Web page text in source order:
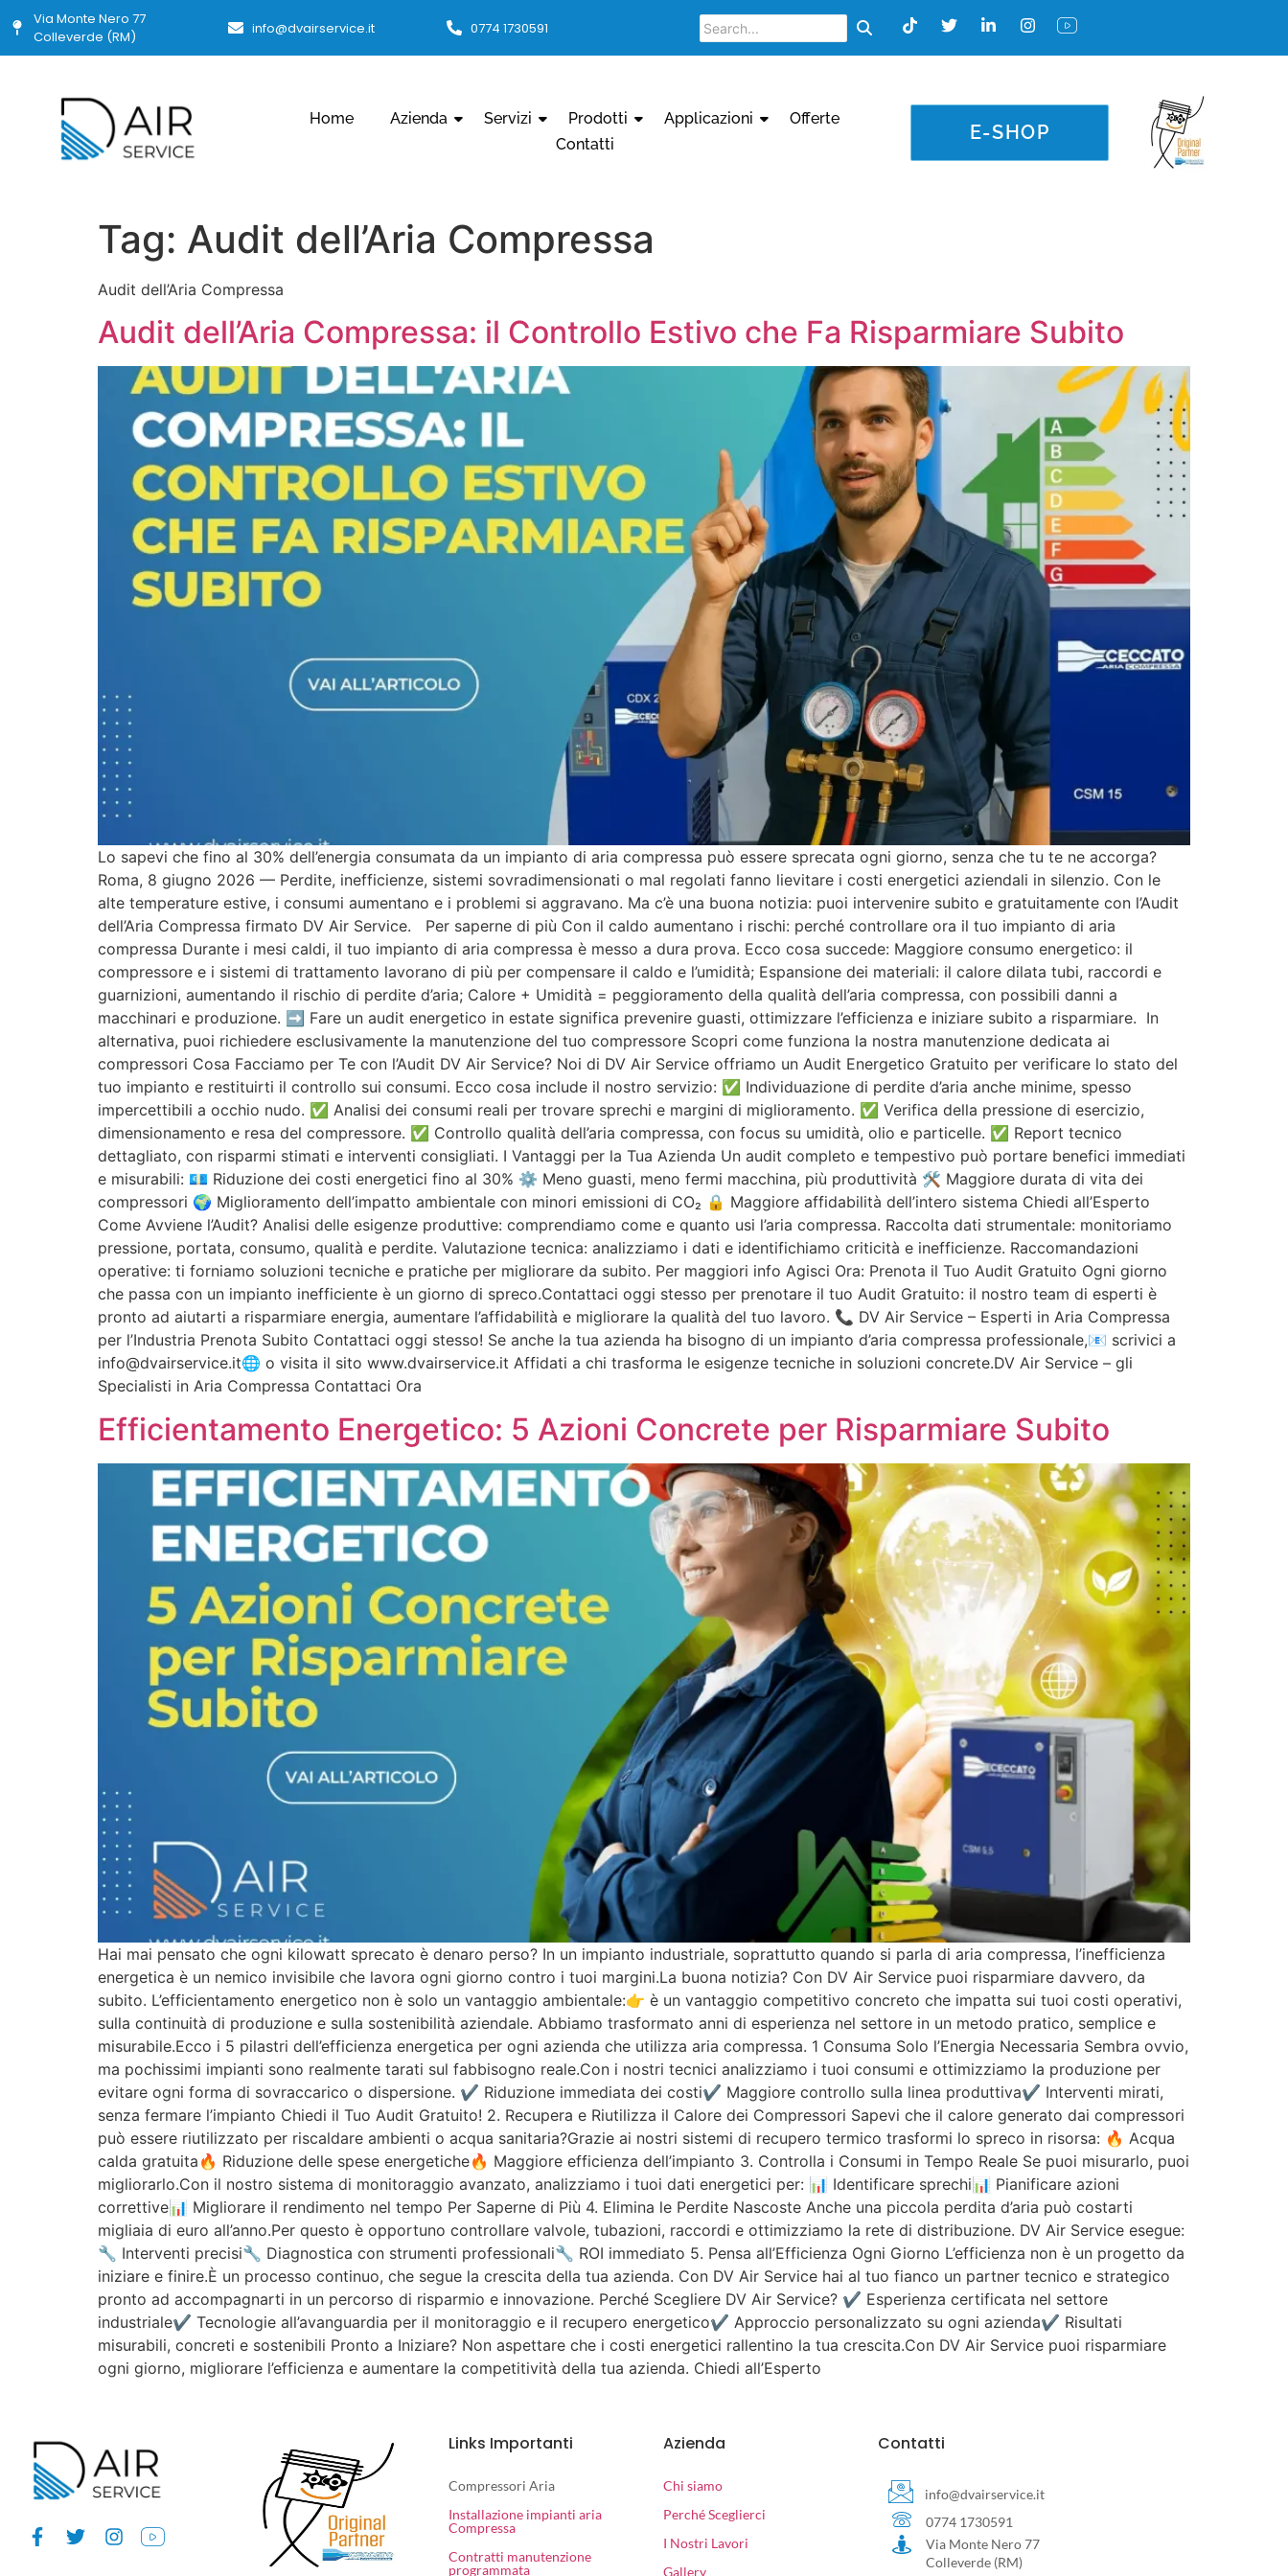
Via Monte Nero 77
Colleverde (RM)
info@dvairservice.it 0774 1730591
Home Azienda Servizi Prodotti Applicazioni
Offerte
Contatti
E-SHOP
Tag: Audit dell’Aria Compressa
Audit dell’Aria Compressa
Audit dell’Aria Compressa: il Controllo Estivo che Fa Risparmiare Subito
Lo sapevi che fino al 30% dell’energia consumata da un impianto di aria compressa può essere sprecata ogni giorno, senza che tu te ne accorga?
Roma, 8 giugno 2026 — Perdite, inefficienze, sistemi sovradimensionati o mal regolati fanno lievitare i costi energetici aziendali in silenzio. Con le
alte temperature estive, i consumi aumentano e i problemi si aggravano. Ma c’è una buona notizia: puoi intervenire subito e gratuitamente con l’Audit
dell’Aria Compressa firmato DV Air Service. Per saperne di più Con il caldo aumentano i rischi: perché controllare ora il tuo impianto di aria
compressa Durante i mesi caldi, il tuo impianto di aria compressa è messo a dura prova. Ecco cosa succede: Maggiore consumo energetico: il
compressore e i sistemi di trattamento lavorano di più per compensare il caldo e l’umidità; Espansione dei materiali: il calore dilata tubi, raccordi e
guarnizioni, aumentando il rischio di perdite d’aria; Calore + Umidità = peggioramento della qualità dell’aria compressa, con possibili danni a
macchinari e produzione. ➡️ Fare un audit energetico in estate significa prevenire guasti, ottimizzare l’efficienza e iniziare subito a risparmiare. In
alternativa, puoi richiedere esclusivamente la manutenzione del tuo compressore Scopri come funziona la nostra manutenzione dedicata ai
compressori Cosa Facciamo per Te con l’Audit DV Air Service? Noi di DV Air Service offriamo un Audit Energetico Gratuito per verificare lo stato del
tuo impianto e restituirti il controllo sui consumi. Ecco cosa include il nostro servizio: ✅ Individuazione di perdite d’aria anche minime, spesso
impercettibili a occhio nudo. ✅ Analisi dei consumi reali per trovare sprechi e margini di miglioramento. ✅ Verifica della pressione di esercizio,
dimensionamento e resa del compressore. ✅ Controllo qualità dell’aria compressa, con focus su umidità, olio e particelle. ✅ Report tecnico
dettagliato, con risparmi stimati e interventi consigliati. I Vantaggi per la Tua Azienda Un audit completo e tempestivo può portare benefici immediati
e misurabili: 💶 Riduzione dei costi energetici fino al 30% ⚙️ Meno guasti, meno fermi macchina, più produttività 🛠️ Maggiore durata di vita dei
compressori 🌍 Miglioramento dell’impatto ambientale con minori emissioni di CO₂ 🔒 Maggiore affidabilità dell’intero sistema Chiedi all’Esperto
Come Avviene l’Audit? Analisi delle esigenze produttive: comprendiamo come e quanto usi l’aria compressa. Raccolta dati strumentale: monitoriamo
pressione, portata, consumo, qualità e perdite. Valutazione tecnica: analizziamo i dati e identifichiamo criticità e inefficienze. Raccomandazioni
operative: ti forniamo soluzioni tecniche e pratiche per migliorare da subito. Per maggiori info Agisci Ora: Prenota il Tuo Audit Gratuito Ogni giorno
che passa con un impianto inefficiente è un giorno di spreco.Contattaci oggi stesso per prenotare il tuo Audit Gratuito: il nostro team di esperti è
pronto ad aiutarti a risparmiare energia, aumentare l’affidabilità e migliorare la qualità del tuo lavoro. 📞 DV Air Service – Esperti in Aria Compressa
per l’Industria Prenota Subito Contattaci oggi stesso! Se anche la tua azienda ha bisogno di un impianto d’aria compressa professionale,📧 scrivici a
info@dvairservice.it🌐 o visita il sito www.dvairservice.it Affidati a chi trasforma le esigenze tecniche in soluzioni concrete.DV Air Service – gli
Specialisti in Aria Compressa Contattaci Ora
Efficientamento Energetico: 5 Azioni Concrete per Risparmiare Subito
Hai mai pensato che ogni kilowatt sprecato è denaro perso? In un impianto industriale, soprattutto quando si parla di aria compressa, l’inefficienza
energetica è un nemico invisibile che lavora ogni giorno contro i tuoi margini.La buona notizia? Con DV Air Service puoi risparmiare davvero, da
subito. L’efficientamento energetico non è solo un vantaggio ambientale:👉 è un vantaggio competitivo concreto che impatta sui tuoi costi operativi,
sulla continuità di produzione e sulla sostenibilità aziendale. Abbiamo trasformato anni di esperienza nel settore in un metodo pratico, semplice e
misurabile.Ecco i 5 pilastri dell’efficienza energetica per ogni azienda che utilizza aria compressa. 1 Consuma Solo l’Energia Necessaria Sembra ovvio,
ma pochissimi impianti sono realmente tarati sul fabbisogno reale.Con i nostri tecnici analizziamo i tuoi consumi e ottimizziamo la produzione per
evitare ogni forma di sovraccarico o dispersione. ✔ Riduzione immediata dei costi✔ Maggiore controllo sulla linea produttiva✔ Interventi mirati,
senza fermare l’impianto Chiedi il Tuo Audit Gratuito! 2. Recupera e Riutilizza il Calore dei Compressori Sapevi che il calore generato dai compressori
può essere riutilizzato per riscaldare ambienti o acqua sanitaria?Grazie ai nostri sistemi di recupero termico trasformi lo spreco in risorsa: 🔥 Acqua
calda gratuita🔥 Riduzione delle spese energetiche🔥 Maggiore efficienza dell’impianto 3. Controlla i Consumi in Tempo Reale Se puoi misurarlo, puoi
migliorarlo.Con il nostro sistema di monitoraggio avanzato, analizziamo i tuoi dati energetici per: 📊 Identificare sprechi📊 Pianificare azioni
correttive📊 Migliorare il rendimento nel tempo Per Saperne di Più 4. Elimina le Perdite Nascoste Anche una piccola perdita d’aria può costarti
migliaia di euro all’anno.Per questo è opportuno controllare valvole, tubazioni, raccordi e ottimizziamo la rete di distribuzione. DV Air Service esegue:
🔧 Interventi precisi🔧 Diagnostica con strumenti professionali🔧 ROI immediato 5. Pensa all’Efficienza Ogni Giorno L’efficienza non è un progetto da
iniziare e finire.È un processo continuo, che segue la crescita della tua azienda. Con DV Air Service hai al tuo fianco un partner tecnico e strategico
pronto ad accompagnarti in un percorso di risparmio e innovazione. Perché Scegliere DV Air Service? ✔ Esperienza certificata nel settore
industriale✔ Tecnologie all’avanguardia per il monitoraggio e il recupero energetico✔ Approccio personalizzato su ogni azienda✔ Risultati
misurabili, concreti e sostenibili Pronto a Iniziare? Non aspettare che i costi energetici rallentino la tua crescita.Con DV Air Service puoi risparmiare
ogni giorno, migliorare l’efficienza e aumentare la competitività della tua azienda. Chiedi all’Esperto
Links Importanti
Compressori Aria
Installazione impianti aria
Compressa
Contratti manutenzione
programmata
Azienda
Chi siamo
Perché Sceglierci
I Nostri Lavori
Gallery
Contatti
info@dvairservice.it
0774 1730591
Via Monte Nero 77
Colleverde (RM)